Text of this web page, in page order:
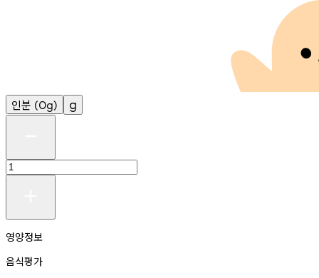
인분 (0g) g
영양정보
음식평가